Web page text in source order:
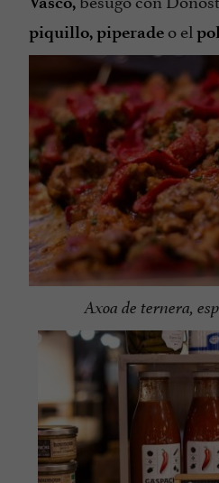
piquillo,piperade o el
Axoa de ternera,